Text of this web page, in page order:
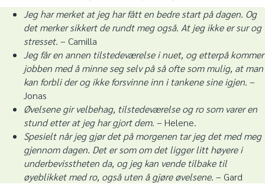
Jeg har merket at jeg har fått en bedre start på dagen. Og
det merker sikkert de rundt meg også. At jeg ikke er sur og
stresset. – Camilla
Jeg får en annen tilstedeværelse i nuet, og etterpå kommer
jobben med å minne seg selv på så ofte som mulig, at man
kan forbli der og ikke forsvinne inn i tankene sine igjen. –
Jonas
Øvelsene gir velbehag, tilstedeværelse og ro som varer en
stund etter at jeg har gjort dem. – Helene.
Spesielt når jeg gjør det på morgenen tar jeg det med meg
gjennom dagen. Det er som om det ligger litt høyere i
underbevisstheten da, og jeg kan vende tilbake til
øyeblikket med ro, også uten å gjøre øvelsene. – Gard